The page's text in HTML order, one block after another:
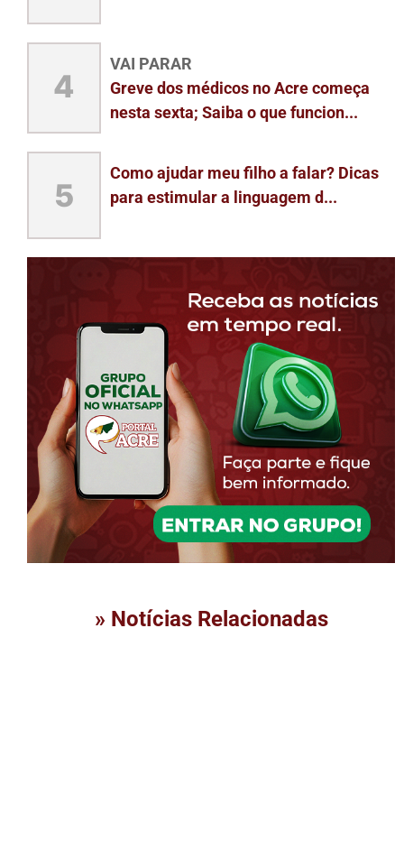
4
VAI PARAR
Greve dos médicos no Acre começa
nesta sexta; Saiba o que funcion...
5
Como ajudar meu filho a falar? Dicas
para estimular a linguagem d...
» Notícias Relacionadas